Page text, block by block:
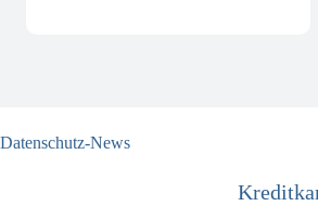
Datenschutz-News